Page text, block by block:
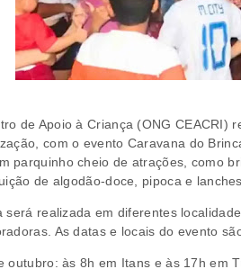
de Apoio à Criança (ONG CEACRI)
com o evento Caravana do
parquinho cheio de atrações, como
de algodão-doce, pipoca e lanches.
será realizada em diferentes
As datas e locais do evento
outubro: às 8h em Itans e às 17h em